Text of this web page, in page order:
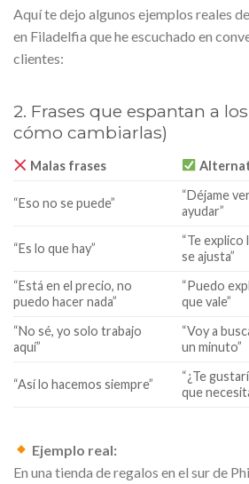
Aquí te dejo algunos ejemplos reales
en Filadelfia que he escuchado en
clientes:
2. Frases que espantan a
cómo cambiarlas)
Malas frases
“Eso no se puede”
“Déjame
ayudar”
“Es lo que hay”
“Te explico
se ajusta”
“Está en el precio, no
puedo hacer nada”
“Puedo
que vale”
“No sé, yo solo trabajo
aquí”
“Voy a
un minuto”
“Así lo hacemos siempre”
“¿Te
que
Ejemplo real:
En una tienda de regalos en el sur de